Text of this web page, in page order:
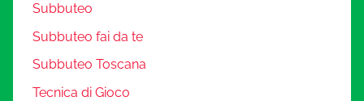
Subbuteo
Subbuteo fai da te
Subbuteo Toscana
Tecnica di Gioco